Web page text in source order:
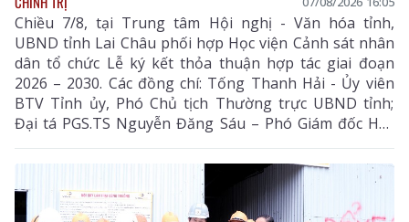
Chiều 7/8, tại Trung tâm Hội nghị - Văn hóa tỉnh,
UBND tỉnh Lai Châu phối hợp Học viện Cảnh sát nhân
dân tổ chức Lễ ký kết thỏa thuận hợp tác giai đoạn
2026 – 2030. Các đồng chí: Tống Thanh Hải - Ủy viên
BTV Tỉnh ủy, Phó Chủ tịch Thường trực UBND tỉnh;
Đại tá PGS.TS Nguyễn Đăng Sáu – Phó Giám đốc Học
viện Cảnh sát nhân dân đồng chủ trì lễ ký kết.